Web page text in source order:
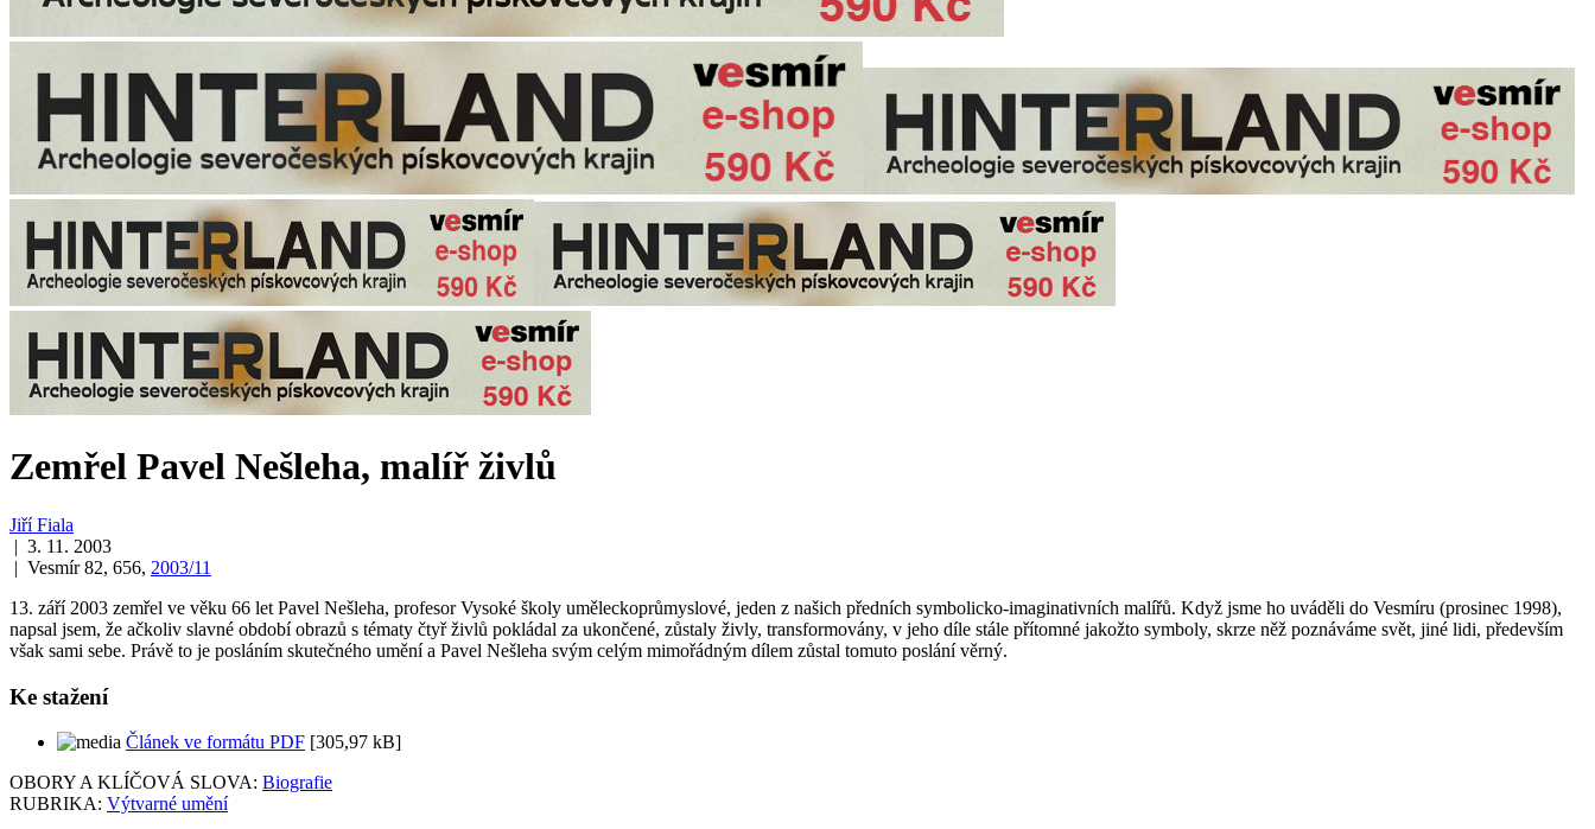
Zemřel Pavel Nešleha, malíř živlů
Jiří Fiala
| 3. 11. 2003
| Vesmír 82, 656, 2003/11
13. září 2003 zemřel ve věku 66 let Pavel Nešleha, profesor Vysoké školy uměleckoprůmyslové, jeden z našich předních symbolicko-imaginativních malířů. Když jsme ho uváděli do Vesmíru (prosinec 1998),
napsal jsem, že ačkoliv slavné období obrazů s tématy čtyř živlů pokládal za ukončené, zůstaly živly, transformovány, v jeho díle stále přítomné jakožto symboly, skrze něž poznáváme svět, jiné lidi, především
však sami sebe. Právě to je posláním skutečného umění a Pavel Nešleha svým celým mimořádným dílem zůstal tomuto poslánívěrný.
Ke stažení
Článek ve formátu PDF [305,97 kB]
OBORY A KLÍČOVÁ SLOVA: Biografie
RUBRIKA: Výtvarné umění